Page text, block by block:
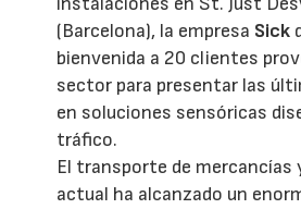
(Barcelona), la empresa Sick
bienvenida a 20 clientes
sector para presentar las
en soluciones sensóricas
tráfico.
El transporte de mercancías
actual ha alcanzado un